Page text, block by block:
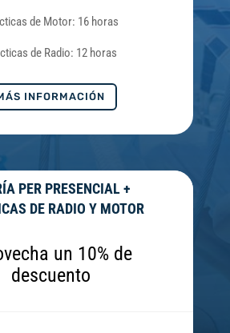
de Motor: 16 horas
de Radio: 12 horas
INFORMACIÓN
PER PRESENCIAL +
DE RADIO Y MOTOR
un 10% de
descuento